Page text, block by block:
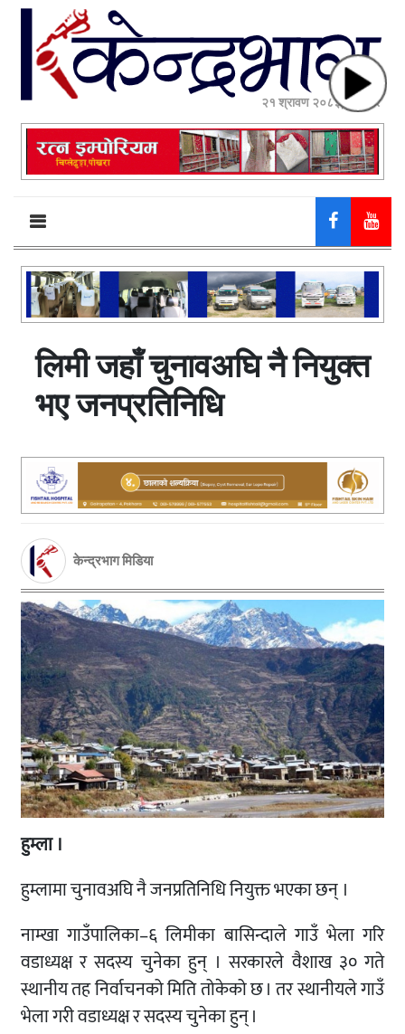
२१ श्रावण २०८३, बिहीबार
लिमी जहाँ चुनावअघि नै नियुक्त
भए जनप्रतिनिधि
केन्द्रभाग मिडिया
हुम्ला ।
हुम्लामा चुनावअघि नै जनप्रतिनिधि नियुक्त भएका छन् ।
नाम्खा गाउँपालिका–६ लिमीका बासिन्दाले गाउँ भेला गरि
वडाध्यक्ष र सदस्य चुनेका हुन् । सरकारले वैशाख ३० गते
स्थानीय तह निर्वाचनको मिति तोकेको छ । तर स्थानीयले गाउँ
भेला गरी वडाध्यक्ष र सदस्य चुनेका हुन् ।